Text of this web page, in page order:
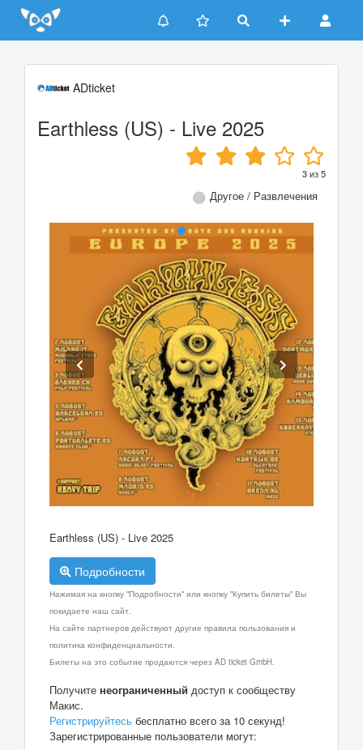
Update cookies preferences
ADticket
Earthless (US) - Live 2025
3из5
Другое / Развлечения
Earthless (US) - Live 2025
Подробности
Нажимая на кнопку "Подробности" или кнопку "Купить билеты" Вы
покидаете наш сайт.
На сайте партнеров действуют другие правила пользования и
политика конфиденциальности.
Билеты на это событие продаются через AD ticket GmbH.
Получите неограниченный доступ к сообществу
Макис.
Регистрируйтесь бесплатно всего за 10 секунд!
Зарегистрированные пользователи могут: